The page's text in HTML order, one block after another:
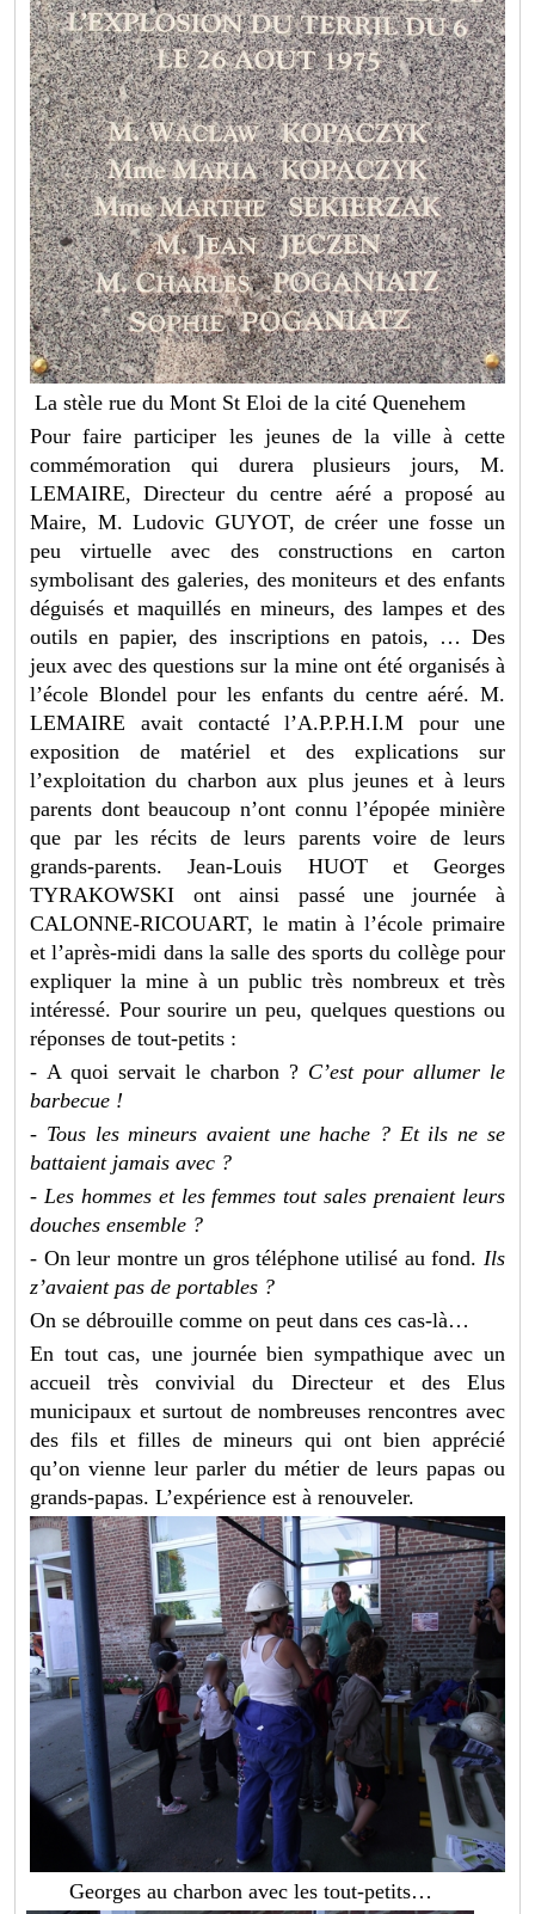
La stèle rue du Mont St Eloi de la cité Quenehem
Pour faire participer les jeunes de la ville à cette
commémoration qui durera plusieurs jours, M.
LEMAIRE, Directeur du centre aéré a proposé au
Maire, M. Ludovic GUYOT, de créer une fosse un
peu virtuelle avec des constructions en carton
symbolisant des galeries, des moniteurs et des enfants
déguisés et maquillés en mineurs, des lampes et des
outils en papier, des inscriptions en patois, … Des
jeux avec des questions sur la mine ont été organisés à
l’école Blondel pour les enfants du centre aéré. M.
LEMAIRE avait contacté l’A.P.P.H.I.M pour une
exposition de matériel et des explications sur
l’exploitation du charbon aux plus jeunes et à leurs
parents dont beaucoup n’ont connu l’épopée minière
que par les récits de leurs parents voire de leurs
grands-parents. Jean-Louis HUOT et Georges
TYRAKOWSKI ont ainsi passé une journée à
CALONNE-RICOUART, le matin à l’école primaire
et l’après-midi dans la salle des sports du collège pour
expliquer la mine à un public très nombreux et très
intéressé. Pour sourire un peu, quelques questions ou
réponses de tout-petits :
- A quoi servait le charbon ?C’est pour allumer le
barbecue !
- Tous les mineurs avaient une hache ? Et ils ne se
battaient jamais avec ?
- Les hommes et les femmes tout sales prenaient leurs
douches ensemble ?
- On leur montre un gros téléphone utilisé au fond. Ils
z’avaient pas de portables ?
On se débrouille comme on peut dans ces cas-là…
En tout cas, une journée bien sympathique avec un
accueil très convivial du Directeur et des Elus
municipaux et surtout de nombreuses rencontres avec
des fils et filles de mineurs qui ont bien apprécié
qu’on vienne leur parler du métier de leurs papas ou
grands-papas. L’expérience est à renouveler.
Georges au charbon avec les tout-petits…